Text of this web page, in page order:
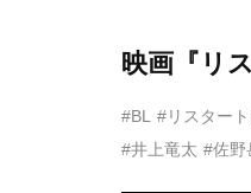
映画『リ
#BL #リスター
#井上竜太 #佐野